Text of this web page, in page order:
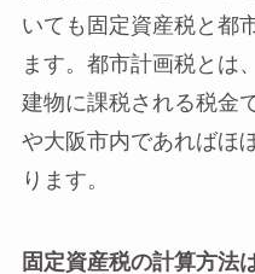
いても固定資産税と都
ます。都市計画税とは
建物に課税される税金
や大阪市内であればほ
ります。
固定資産税の計算方法